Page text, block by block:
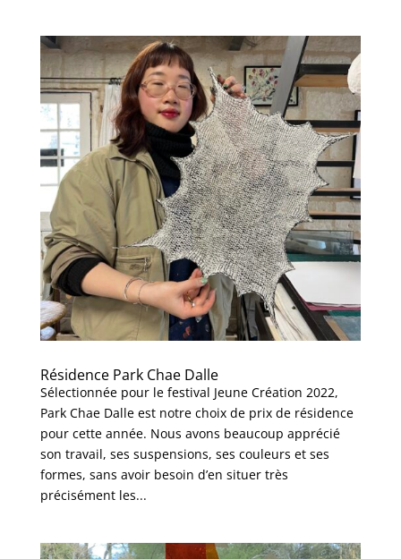
Résidence Park Chae Dalle
Sélectionnée pour le festival Jeune Création 2022,
Park Chae Dalle est notre choix de prix de résidence
pour cette année. Nous avons beaucoup apprécié
son travail, ses suspensions, ses couleurs et ses
formes, sans avoir besoin d’en situer très
précisément les...